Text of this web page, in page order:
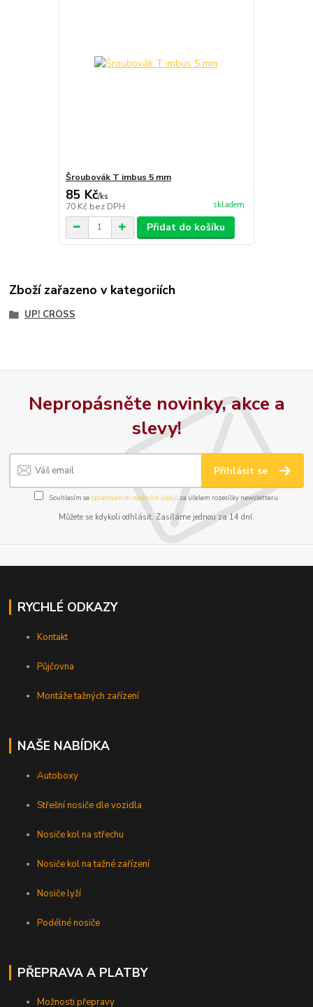
Šroubovák T imbus 5 mm
85 Kč/ks
70 Kč bez DPH skladem
Přidat do košíku
Zboží zařazeno v kategoriích
UP! CROSS
Nepropásněte novinky, akce a
slevy!
Přihlásit se
Souhlasím se zpracováním osobních údajůza účelem rozesílky newsletteru.
Můžete se kdykoli odhlásit. Zasíláme jednou za 14 dní.
RYCHLÉ ODKAZY
Kontakt
Půjčovna
Montáže tažných zařízení
NAŠE NABÍDKA
Autoboxy
Střešní nosiče dle vozidla
Nosiče kol na střechu
Nosiče kol na tažné zařízení
Nosiče lyží
Podélné nosiče
PŘEPRAVA A PLATBY
Možnosti přepravy